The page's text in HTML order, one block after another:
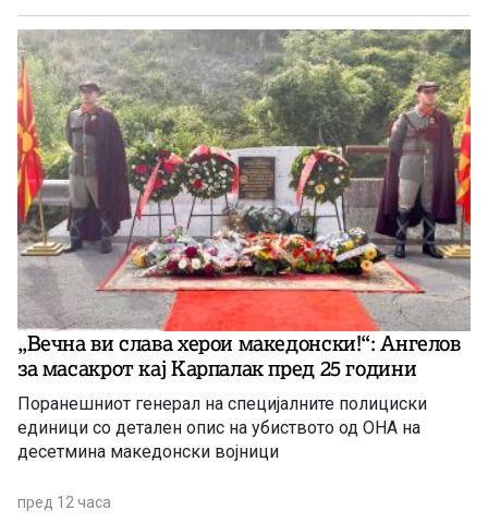
„Вечна ви слава херои македонски!“: Ангелов
за масакрот кај Карпалак пред 25 години
Поранешниот генерал на специјалните полициски
единици со детален опис на убиството од ОНА на
десетмина македонски војници
пред 12 часа